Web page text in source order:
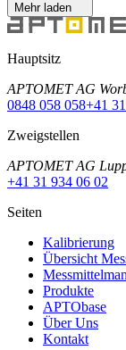
Mehr laden
Hauptsitz
APTOMET AG
0848 058 058+41
Zweigstellen
APTOMET AG
+41 31 934 06 02
Seiten
Kalibrierung
Übersicht
Produkte
APTObase
Über Uns
Kontakt